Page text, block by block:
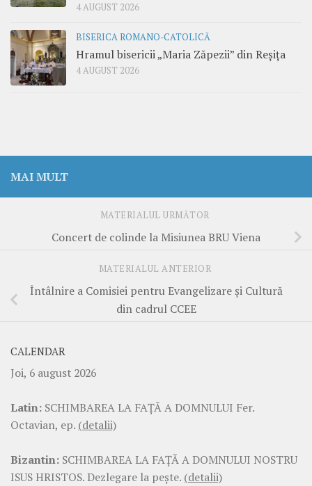
4 AUGUST 2026
BISERICA ROMANO-CATOLICĂ
Hramul bisericii „Maria Zăpezii” din Reșița
4 AUGUST 2026
MAI MULT
MATERIALUL URMĂTOR
Concert de colinde la Misiunea BRU Viena
MATERIALUL ANTERIOR
Întâlnire a Comisiei pentru Evangelizare și Cultură
din cadrul CCEE
CALENDAR
Joi, 6 august 2026
Latin: SCHIMBAREA LA FAŢĂ A DOMNULUI Fer.
Octavian, ep. (detalii)
Bizantin: SCHIMBAREA LA FAŢĂ A DOMNULUI NOSTRU
ISUS HRISTOS. Dezlegare la pește. (detalii)